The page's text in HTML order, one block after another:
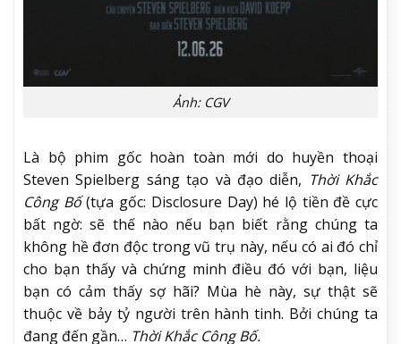
Ảnh: CGV
Là bộ phim gốc hoàn toàn mới do huyền thoại
Steven Spielberg sáng tạo và đạo diễn, Thời Khắc
Công Bố(tựa gốc: Disclosure Day) hé lộ tiền đề cực
bất ngờ: sẽ thế nào nếu bạn biết rằng chúng ta
không hề đơn độc trong vũ trụ này, nếu có ai đó chỉ
cho bạn thấy và chứng minh điều đó với bạn, liệu
bạn có cảm thấy sợ hãi? Mùa hè này, sự thật sẽ
thuộc về bảy tỷ người trên hành tinh. Bởi chúng ta
đang đến gần… Thời Khắc Công Bố.